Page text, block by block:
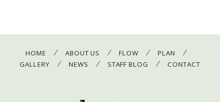
HOME / ABOUT US /FLOW /PLAN /
GALLERY / NEWS / STAFF BLOG /CONTACT